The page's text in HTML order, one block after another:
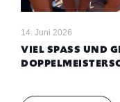
14. Juni 2026
VIEL SPASS UND